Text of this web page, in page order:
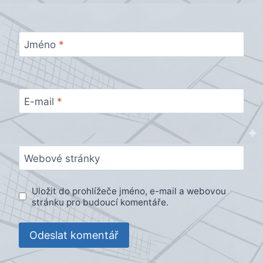
Jméno *
E-mail *
Webové stránky
Uložit do prohlížeče jméno, e-mail a webovou
stránku pro budoucí komentáře.